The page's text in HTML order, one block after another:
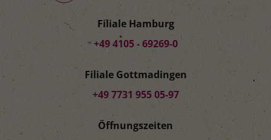
Filiale Hamburg
+49 4105 - 69269-0
Filiale Gottmadingen
+49 7731 955 05-97
Öffnungszeiten